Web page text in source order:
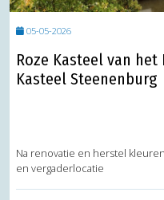
05-05-2026
Roze Kasteel van
Kasteel Steenenburg
Na renovatie en herstel
en vergaderlocatie